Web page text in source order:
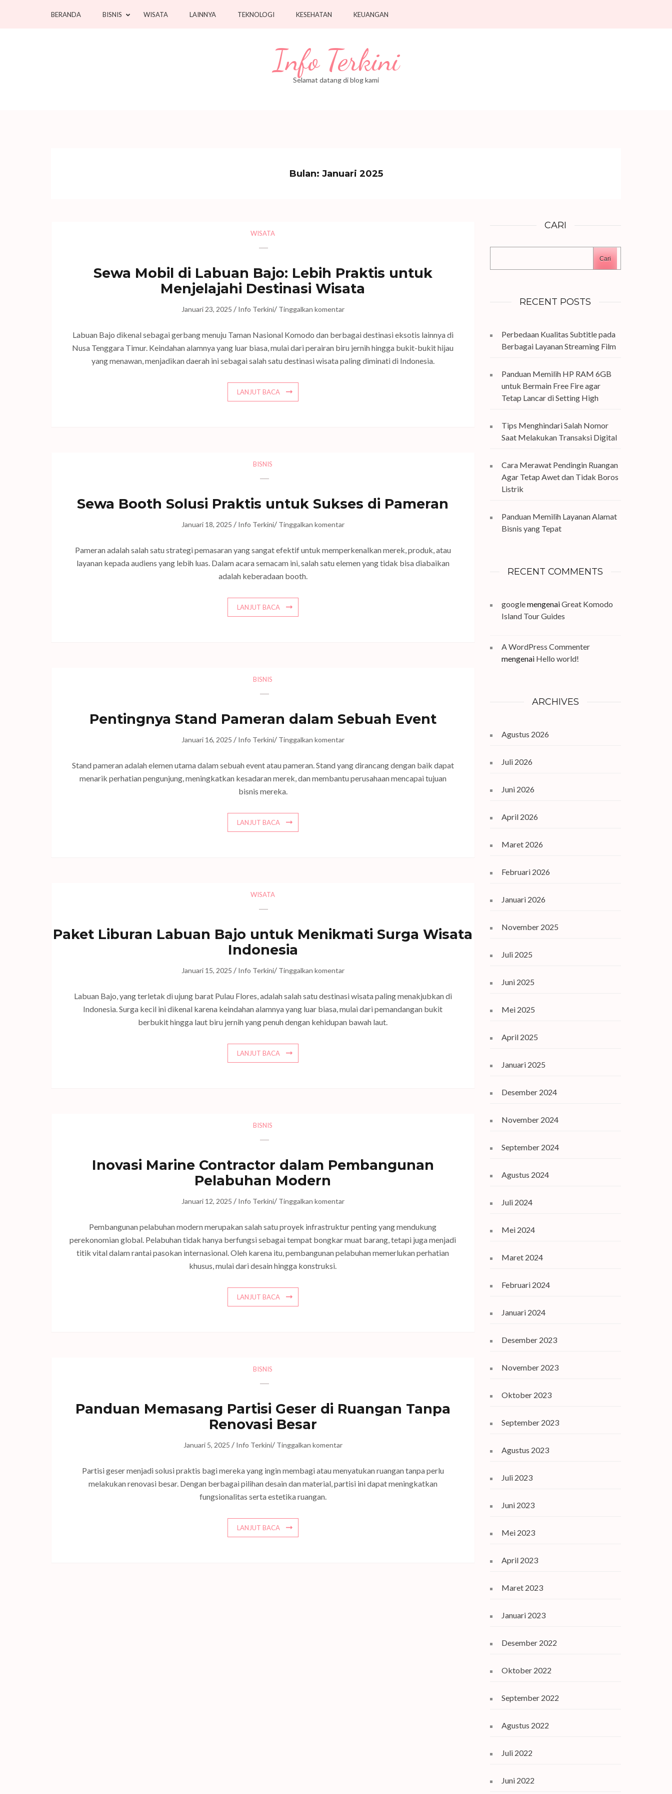
BERANDA BISNIS WISATA LAINNYA TEKNOLOGI KESEHATAN KEUANGAN
Info Terkini
Selamat datang di blog kami
Bulan: Januari 2025
WISATA
Sewa Mobil di Labuan Bajo: Lebih Praktis untuk
Menjelajahi Destinasi Wisata
Januari 23, 2025 / Info Terkini/ Tinggalkan komentar
Labuan Bajo dikenal sebagai gerbang menuju Taman Nasional Komodo dan berbagai destinasi eksotis lainnya di
Nusa Tenggara Timur. Keindahan alamnya yang luar biasa, mulai dari perairan biru jernih hingga bukit-bukit hijau
yang menawan, menjadikan daerah ini sebagai salah satu destinasi wisata paling diminati di Indonesia.
LANJUT BACA
BISNIS
Sewa Booth Solusi Praktis untuk Sukses di Pameran
Januari 18, 2025 / Info Terkini/ Tinggalkan komentar
Pameran adalah salah satu strategi pemasaran yang sangat efektif untuk memperkenalkan merek, produk, atau
layanan kepada audiens yang lebih luas. Dalam acara semacam ini, salah satu elemen yang tidak bisa diabaikan
adalah keberadaan booth.
LANJUT BACA
BISNIS
Pentingnya Stand Pameran dalam Sebuah Event
Januari 16, 2025 / Info Terkini/ Tinggalkan komentar
Stand pameran adalah elemen utama dalam sebuah event atau pameran. Stand yang dirancang dengan baik dapat
menarik perhatian pengunjung, meningkatkan kesadaran merek, dan membantu perusahaan mencapai tujuan
bisnis mereka.
LANJUT BACA
WISATA
Paket Liburan Labuan Bajo untuk Menikmati Surga Wisata
Indonesia
Januari 15, 2025 / Info Terkini/ Tinggalkan komentar
Labuan Bajo, yang terletak di ujung barat Pulau Flores, adalah salah satu destinasi wisata paling menakjubkan di
Indonesia. Surga kecil ini dikenal karena keindahan alamnya yang luar biasa, mulai dari pemandangan bukit
berbukit hingga laut biru jernih yang penuh dengan kehidupan bawah laut.
LANJUT BACA
BISNIS
Inovasi Marine Contractor dalam Pembangunan
Pelabuhan Modern
Januari 12, 2025 / Info Terkini/ Tinggalkan komentar
Pembangunan pelabuhan modern merupakan salah satu proyek infrastruktur penting yang mendukung
perekonomian global. Pelabuhan tidak hanya berfungsi sebagai tempat bongkar muat barang, tetapi juga menjadi
titik vital dalam rantai pasokan internasional. Oleh karena itu, pembangunan pelabuhan memerlukan perhatian
khusus, mulai dari desain hingga konstruksi.
LANJUT BACA
BISNIS
Panduan Memasang Partisi Geser di Ruangan Tanpa
Renovasi Besar
Januari 5, 2025 / Info Terkini/ Tinggalkan komentar
Partisi geser menjadi solusi praktis bagi mereka yang ingin membagi atau menyatukan ruangan tanpa perlu
melakukan renovasi besar. Dengan berbagai pilihan desain dan material, partisi ini dapat meningkatkan
fungsionalitas serta estetika ruangan.
LANJUT BACA
CARI
Cari
RECENT POSTS
Perbedaan Kualitas Subtitle pada
Berbagai Layanan Streaming Film
Panduan Memilih HP RAM 6GB
untuk Bermain Free Fire agar
Tetap Lancar di Setting High
Tips Menghindari Salah Nomor
Saat Melakukan Transaksi Digital
Cara Merawat Pendingin Ruangan
Agar Tetap Awet dan Tidak Boros
Listrik
Panduan Memilih Layanan Alamat
Bisnis yang Tepat
RECENT COMMENTS
googlemengenaiGreat Komodo
Island Tour Guides
A WordPress Commenter
mengenai Hello world!
ARCHIVES
Agustus 2026
Juli 2026
Juni 2026
April 2026
Maret 2026
Februari 2026
Januari 2026
November 2025
Juli 2025
Juni 2025
Mei 2025
April 2025
Januari 2025
Desember 2024
November 2024
September 2024
Agustus 2024
Juli 2024
Mei 2024
Maret 2024
Februari 2024
Januari 2024
Desember 2023
November 2023
Oktober 2023
September 2023
Agustus 2023
Juli 2023
Juni 2023
Mei 2023
April 2023
Maret 2023
Januari 2023
Desember 2022
Oktober 2022
September 2022
Agustus 2022
Juli 2022
Juni 2022